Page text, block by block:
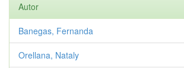
Autor
Banegas, Fernanda
Orellana, Nataly